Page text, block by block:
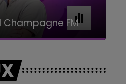
Champagne FM